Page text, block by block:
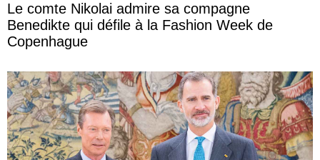
Le comte Nikolai admire sa compagne
Benedikte qui défile à la Fashion Week de
Copenhague